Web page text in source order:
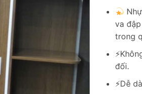
va
trong
đối.
⚡️Dễ